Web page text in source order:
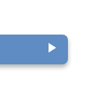
play_arrow